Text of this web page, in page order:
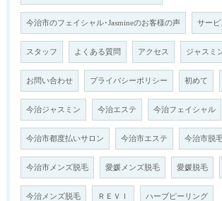
今治市のフェイシャル･Jasmineのお客様の声 サービ
スタッフ よくある質問 アクセス ジャスミ
お問い合わせ プライバシーポリシー 初めて
今治ジャスミン 今治エステ 今治フェイシャル
今治市都度払いサロン 今治市エステ 今治市脱
今治市メンズ脱毛 愛媛メンズ脱毛 愛媛脱毛
今治メンズ脱毛 ＲＥＶＩ ハーブピーリング